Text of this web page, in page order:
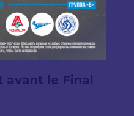
avant le Final